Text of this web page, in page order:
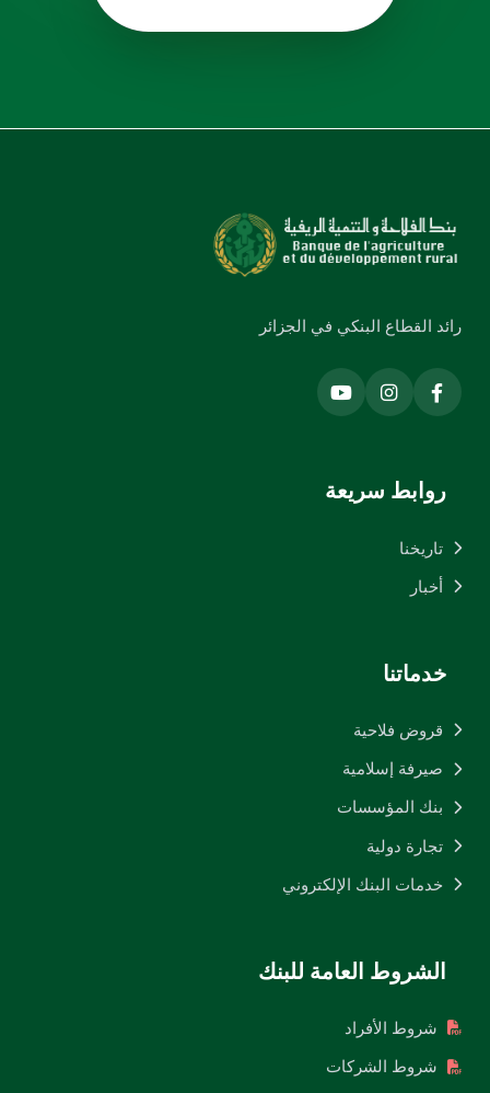
رائد القطاع البنكي في الجزائر
روابط سريعة
تاريخنا
أخبار
خدماتنا
قروض فلاحية
صيرفة إسلامية
بنك المؤسسات
تجارة دولية
خدمات البنك الإلكتروني
الشروط العامة للبنك
شروط الأفراد
شروط الشركات